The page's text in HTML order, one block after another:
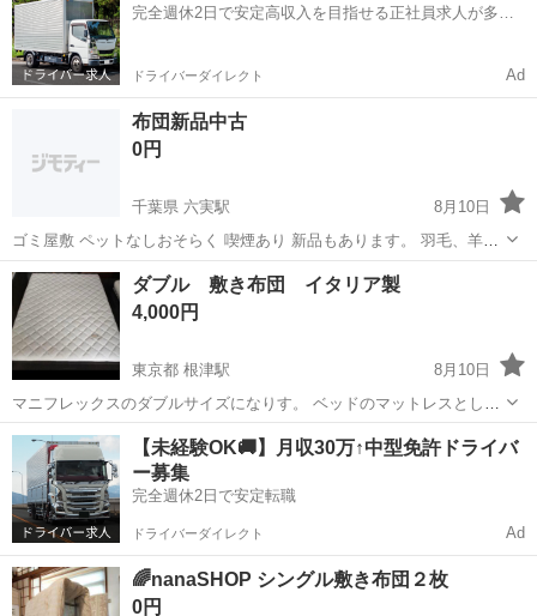
完全週休2日で安定高収入を目指せる正社員求人が多
ドライバーダイレクト Ad
布団新品中古
0円
千葉県 六実駅
8月10日
ゴミ屋敷 ペットなしおそらく 喫煙あり 新品もあります。 羽毛、羊
毛、綿 汚れ臭いあります。 大量の為確認していません。 100枚位〜
200位？
千葉 松戸市 六実駅 寝具 汚れ
ダブル 敷き布団 イタリア製
4,000円
東京都 根津駅
8月10日
マニフレックスのダブルサイズになりす。 ベッドのマットレスとして
使っていました。 そのままでも寝れますし、お使いのベッドなどに重
ねて使用も出来ます。 家の前に車の駐車、短時間であれば可能です。
エリオセル中綿素材は、理想...
東京 台東区 根津駅 寝具 ダブル
【未経験OK🚚】月収30万↑中型免許ドライバ
ー募集
完全週休2日で安定転職
ドライバーダイレクト Ad
🌈nanaSHOP シングル敷き布団２枚
0円